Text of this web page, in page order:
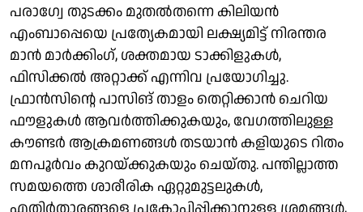
പരാഗ്വേ തുടക്കം മുതൽതന്നെ കിലിയൻ
എംബാപ്പെയെ പ്രത്യേകമായി ലക്ഷ്യമിട്ട് നിരന്തര
മാൻ മാർക്കിംഗ്, ശക്തമായ ടാക്കിളുകൾ,
ഫിസിക്കൽ അറ്റാക്ക് എന്നിവ പ്രയോഗിച്ചു.
ഫ്രാൻസിന്റെ പാസിങ് താളം തെറ്റിക്കാൻ ചെറിയ
ഫൗളുകൾ ആവർത്തിക്കുകയും, വേഗത്തിലുള്ള
കൗണ്ടർ ആക്രമണങ്ങൾ തടയാൻ കളിയുടെ റിതം
മനപൂർവം കുറയ്ക്കുകയും ചെയ്തു. പന്തില്ലാത്ത
സമയത്തെ ശാരീരിക ഏറ്റുമുട്ടലുകൾ,
എതിർതാരങ്ങളെ പ്രകോപിപ്പിക്കാനുള്ള ശ്രമങ്ങൾ,